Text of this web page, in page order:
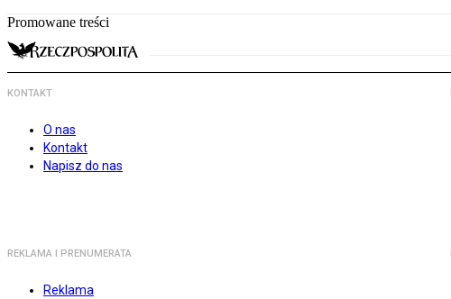
Promowane treści
KONTAKT
O nas
Kontakt
Napisz do nas
REKLAMA I PRENUMERATA
Reklama